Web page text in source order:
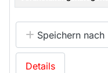
Speichern nach
Details